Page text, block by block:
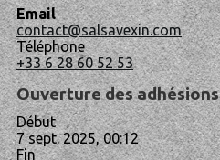
Email
contact@salsavexin.com
Téléphone
+33 6 28 60 52 53
Ouverture des adhésions
Début
7 sept. 2025, 00:12
Fin